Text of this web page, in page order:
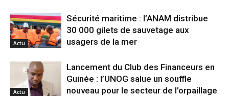
Actu
Sécurité maritime : l’ANAM distribue
30 000 gilets de sauvetage aux
usagers de la mer
Actu
Lancement du Club des Financeurs en
Guinée : l’UNOG salue un souffle
nouveau pour le secteur de l’orpaillage